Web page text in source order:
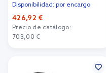
Disponibilidad: por encargo
426,92 €
Precio de catálogo:
703,00 €